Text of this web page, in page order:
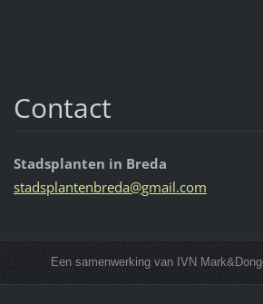
Contact
Stadsplanten in Breda
stadsplantenbreda@gmail.com
Een samenwerking van IVN